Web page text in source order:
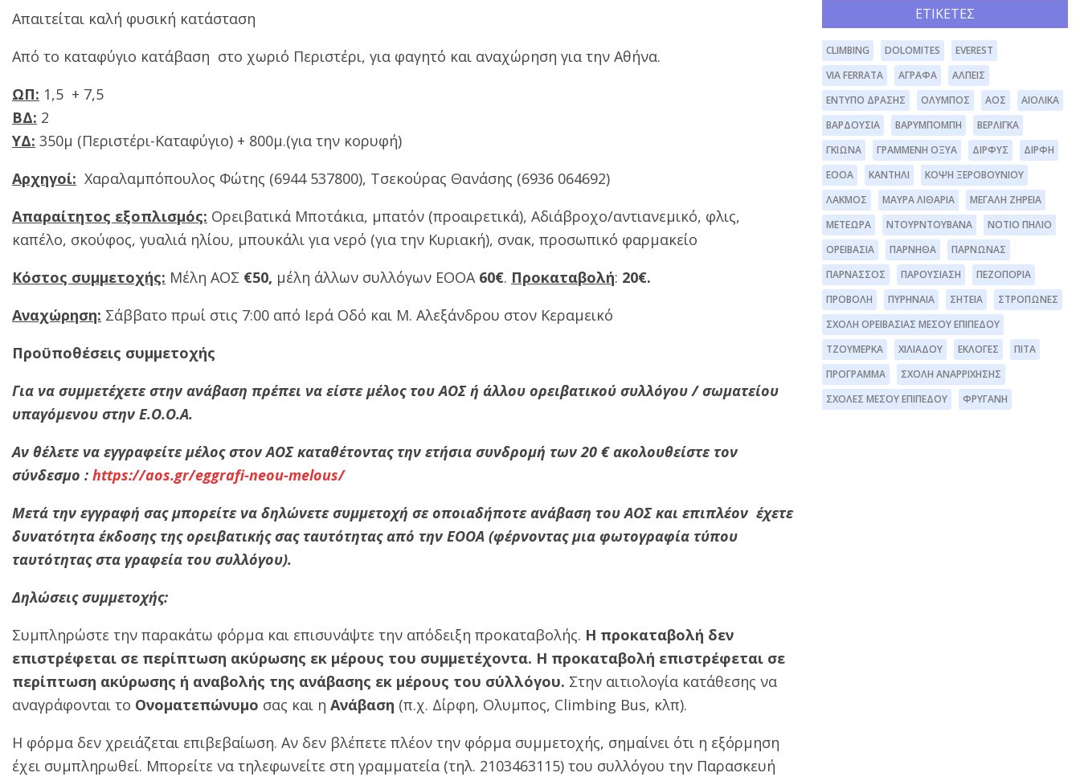
Απαιτείται καλή φυσική κατάσταση
Από το καταφύγιο κατάβαση στο χωριό Περιστέρι, για φαγητό και αναχώρηση για την Αθήνα.
ΩΠ: 1,5 + 7,5
ΒΔ: 2
ΥΔ: 350μ (Περιστέρι-Καταφύγιο) + 800μ.(για την κορυφή)
Αρχηγοί: Χαραλαμπόπουλος Φώτης (6944 537800), Τσεκούρας Θανάσης (6936 064692)
Απαραίτητος εξοπλισμός: Ορειβατικά Μποτάκια, μπατόν (προαιρετικά), Αδιάβροχο/αντιανεμικό, φλις,
καπέλο, σκούφος, γυαλιά ηλίου, μπουκάλι για νερό (για την Κυριακή), σνακ, προσωπικό φαρμακείο
Κόστος συμμετοχής: Μέλη ΑΟΣ €50, μέλη άλλων συλλόγων ΕΟΟΑ 60€. Προκαταβολή: 20€.
Αναχώρηση: Σάββατο πρωί στις 7:00 από Ιερά Οδό και Μ. Αλεξάνδρου στον Κεραμεικό
Προϋποθέσεις συμμετοχής
Για να συμμετέχετε στην ανάβαση πρέπει να είστε μέλος του ΑΟΣ ή άλλου ορειβατικού συλλόγου / σωματείου
υπαγόμενου στην Ε.Ο.Ο.Α.
Αν θέλετε να εγγραφείτε μέλος στον ΑΟΣ καταθέτοντας την ετήσια συνδρομή των 20 € ακολουθείστε τον
σύνδεσμο : https://aos.gr/eggrafi-neou-melous/
Μετά την εγγραφή σας μπορείτε να δηλώνετε συμμετοχή σε οποιαδήποτε ανάβαση του ΑΟΣ και επιπλέον έχετε
δυνατότητα έκδοσης της ορειβατικής σας ταυτότητας από την ΕΟΟΑ (φέρνοντας μια φωτογραφία τύπου
ταυτότητας στα γραφεία του συλλόγου).
Δηλώσεις συμμετοχής:
Συμπληρώστε την παρακάτω φόρμα και επισυνάψτε την απόδειξη προκαταβολής. H προκαταβολή δεν
επιστρέφεται σε περίπτωση ακύρωσης εκ μέρους του συμμετέχοντα. H προκαταβολή επιστρέφεται σε
περίπτωση ακύρωσης ή αναβολής της ανάβασης εκ μέρους του σύλλόγου. Στην αιτιολογία κατάθεσης να
αναγράφονται το Ονοματεπώνυμο σας και η Ανάβαση (π.χ. Δίρφη, Ολυμπος, Climbing Bus, κλπ).
Η φόρμα δεν χρειάζεται επιβεβαίωση. Αν δεν βλέπετε πλέον την φόρμα συμμετοχής, σημαίνει ότι η εξόρμηση
έχει συμπληρωθεί. Μπορείτε να τηλεφωνείτε στη γραμματεία (τηλ. 2103463115) του συλλόγου την Παρασκευή
ΕΤΙΚΈΤΕΣ
CLIMBING DOLOMITES
EVEREST
VIA FERRATA
ΆΓΡΑΦΑ
ΆΛΠΕΙΣ
ΈΝΤΥΠΟ ΔΡΆΣΗΣ
ΌΛΥΜΠΟΣ ΑΟΣ
ΑΙΟΛΙΚΆ
ΒΑΡΔΟΎΣΙΑ
ΒΑΡΥΜΠΌΜΠΗ
ΒΕΡΛΊΓΚΑ
ΓΚΙΏΝΑ
ΓΡΑΜΜΈΝΗ ΟΞΥΆ ΔΊΡΦΥΣ
ΔΙΡΦΗ
ΕΟΟΑ
ΚΑΝΤΉΛΙ
ΚΌΨΗ ΞΕΡΟΒΟΥΝΊΟΥ
ΛΆΚΜΟΣ
ΜΑΥΡΑ ΛΙΘΆΡΙΑ
ΜΕΓΆΛΗ ΖΉΡΕΙΑ
ΜΕΤΈΩΡΑ
ΝΤΟΥΡΝΤΟΥΒΆΝΑ
ΝΌΤΙΟ ΠΉΛΙΟ
ΟΡΕΙΒΑΣΊΑ
ΠΆΡΝΗΘΑ
ΠΆΡΝΩΝΑΣ
ΠΑΡΝΑΣΣΌΣ
ΠΑΡΟΥΣΊΑΣΗ
ΠΕΖΟΠΟΡΊΑ
ΠΡΟΒΟΛΉ
ΠΥΡΗΝΑΊΑ ΣΗΤΕΊΑ
ΣΤΡΌΠΩΝΕΣ
ΣΧΟΛΉ ΟΡΕΙΒΑΣΊΑΣ ΜΈΣΟΥ ΕΠΙΠΈΔΟΥ
ΤΖΟΥΜΈΡΚΑ
ΧΙΛΙΑΔΟΎ ΕΚΛΟΓΈΣ
ΠΊΤΑ
ΠΡΌΓΡΑΜΜΑ
ΣΧΟΛΉ ΑΝΑΡΡΊΧΗΣΗΣ
ΣΧΟΛΕΣ ΜΕΣΟΥ ΕΠΙΠΕΔΟΥ
ΦΡΥΓΑΝΗ